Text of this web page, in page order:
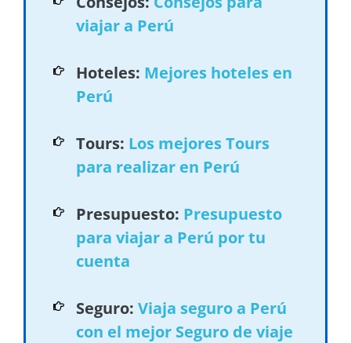
viajar a Perú
Hoteles: Mejores hoteles en
Perú
Tours: Los mejores Tours
para realizar en Perú
Presupuesto: Presupuesto
para viajar a Perú por tu
cuenta
Seguro: Viaja seguro a Perú
con el mejor Seguro de viaje